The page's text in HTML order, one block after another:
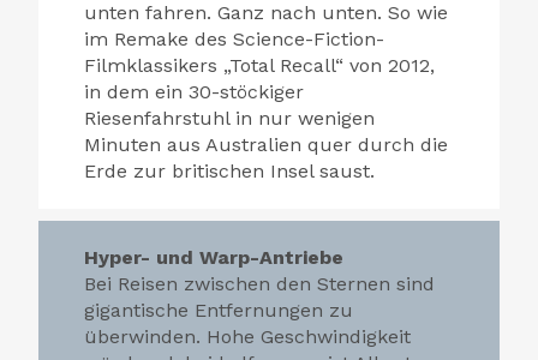
unten fahren. Ganz nach unten. So wie
im Remake des Science-Fiction-
Filmklassikers „Total Recall“ von 2012,
in dem ein 30-stöckiger
Riesenfahrstuhl in nur wenigen
Minuten aus Australien quer durch die
Erde zur britischen Insel saust.
Hyper- und Warp-Antriebe
Bei Reisen zwischen den Sternen sind
gigantische Entfernungen zu
überwinden. Hohe Geschwindigkeit